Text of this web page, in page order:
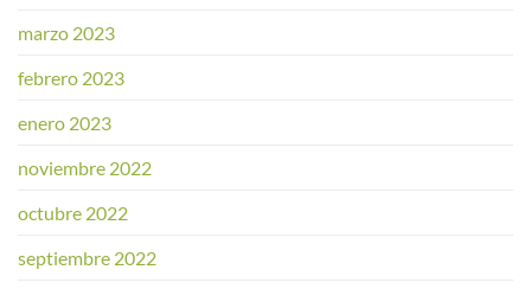
marzo 2023
febrero 2023
enero 2023
noviembre 2022
octubre 2022
septiembre 2022